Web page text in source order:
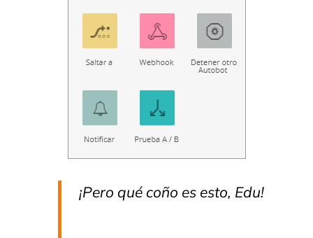
¡Pero qué coño es esto, Edu!